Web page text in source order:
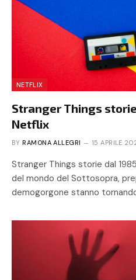
NETFLIX
Stranger Things
Netflix
BY RAMONA ALLEGRI 15 APRILE
Stranger Things storie dal
del mondo del Sottosopra,
demogorgone stanno